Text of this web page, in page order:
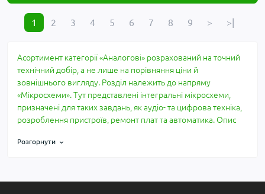
1 2 3 4 5 6 7 8 9 > >|
Асортимент категорії «Аналогові» розрахований на точний
технічний добір, а не лише на порівняння ціни й
зовнішнього вигляду. Розділ належить до напряму
«Мікросхеми». Тут представлені інтегральні мікросхеми,
призначені для таких завдань, як аудіо- та цифрова техніка,
розроблення пристроїв, ремонт плат та автоматика. Опис
до купівлі, які характеристики мають значення та де
Сумісність і перевірка
Розгорнути